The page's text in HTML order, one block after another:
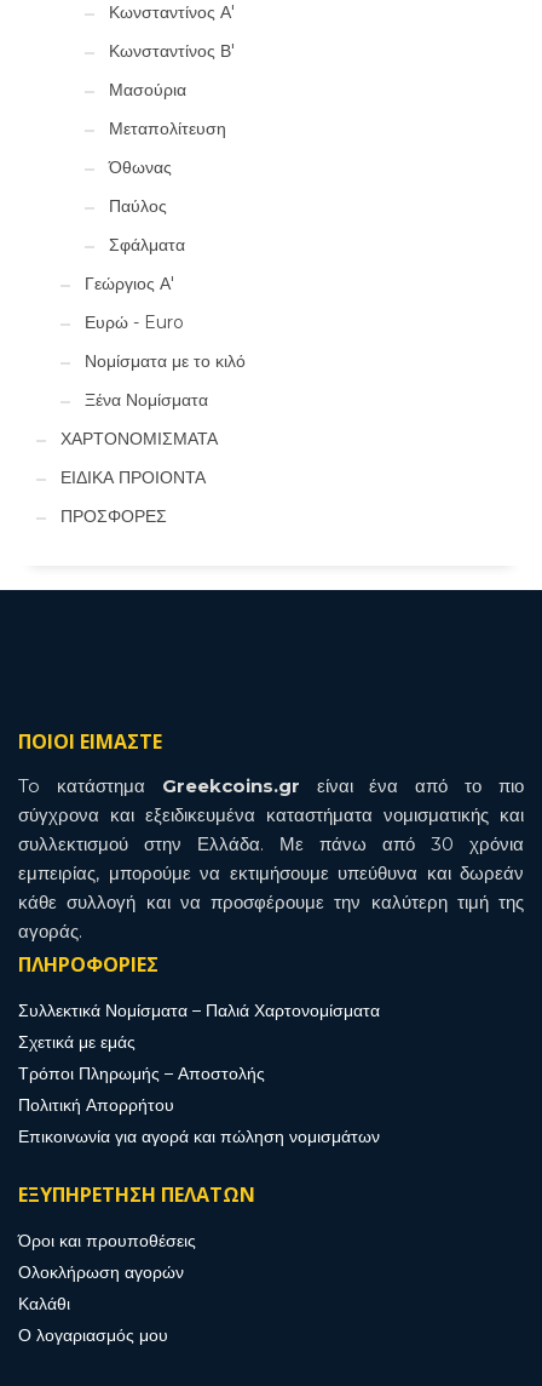
Κωνσταντίνος Α'
Κωνσταντίνος Β'
Μασούρια
Μεταπολίτευση
Όθωνας
Παύλος
Σφάλματα
Γεώργιος Α'
Ευρώ - Euro
Νομίσματα με το κιλό
Ξένα Νομίσματα
ΧΑΡΤΟΝΟΜΙΣΜΑΤΑ
ΕΙΔΙΚΑ ΠΡΟΙΟΝΤΑ
ΠΡΟΣΦΟΡΕΣ
ΠΟΙΟΙ ΕΙΜΑΣΤΕ
To κατάστημα Greekcoins.gr είναι ένα από το πιο
σύγχρονα και εξειδικευμένα καταστήματα νομισματικής και
συλλεκτισμού στην Ελλάδα. Με πάνω από 30 χρόνια
εμπειρίας, μπορούμε να εκτιμήσουμε υπεύθυνα και δωρεάν
κάθε συλλογή και να προσφέρουμε την καλύτερη τιμή της
αγοράς.
ΠΛΗΡΟΦΟΡΙΕΣ
Συλλεκτικά Νομίσματα – Παλιά Χαρτονομίσματα
Σχετικά με εμάς
Τρόποι Πληρωμής – Αποστολής
Πολιτική Απορρήτου
Επικοινωνία για αγορά και πώληση νομισμάτων
ΕΞΥΠΗΡΕΤΗΣΗ ΠΕΛΑΤΩΝ
Όροι και προυποθέσεις
Ολοκλήρωση αγορών
Καλάθι
Ο λογαριασμός μου